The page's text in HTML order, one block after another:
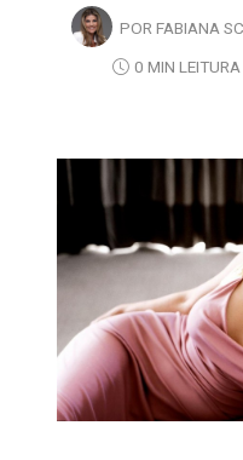
POR FABIANA
0 MIN LEITURA